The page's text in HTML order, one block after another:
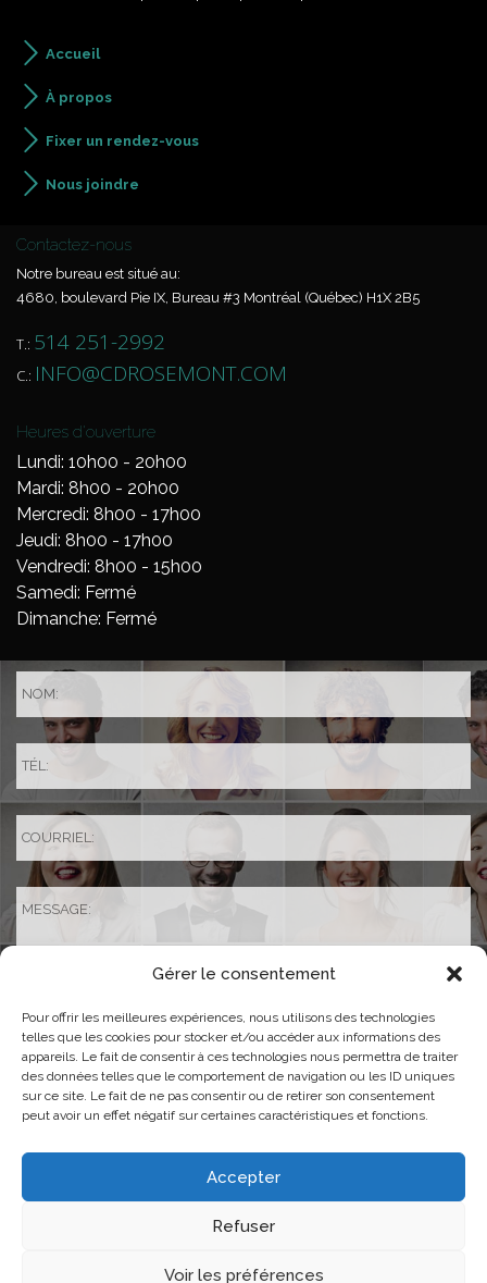
Gérer le consentement
Pour offrir les meilleures expériences, nous utilisons des technologies
telles que les cookies pour stocker et/ou accéder aux informations des
appareils. Le fait de consentir à ces technologies nous permettra de traiter
des données telles que le comportement de navigation ou les ID uniques
sur ce site. Le fait de ne pas consentir ou de retirer son consentement
peut avoir un effet négatif sur certaines caractéristiques et fonctions.
Accepter
Refuser
Voir les préférences
Accueil
À propos
Fixer un rendez-vous
Nous joindre
Contactez-nous
Notre bureau est situé au:
4680, boulevard Pie IX, Bureau #3 Montréal (Québec) H1X 2B5
T.: 514 251-2992
C.: INFO@CDROSEMONT.COM
Heures d'ouverture
Lundi: 10h00 - 20h00
Mardi: 8h00 - 20h00
Mercredi: 8h00 - 17h00
Jeudi: 8h00 - 17h00
Vendredi: 8h00 - 15h00
Samedi: Fermé
Dimanche: Fermé
Ce site est protégé par reCAPTCHA. Les règles de confidentialité